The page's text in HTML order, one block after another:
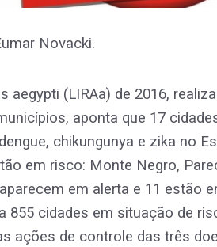
Novacki.
aegypti (LIRAa) de 2016,
aponta que 17
chikungunya e zika no
em risco: Monte Negro,
em alerta e 11 estão
855 cidades em situação de
ações de controle das três